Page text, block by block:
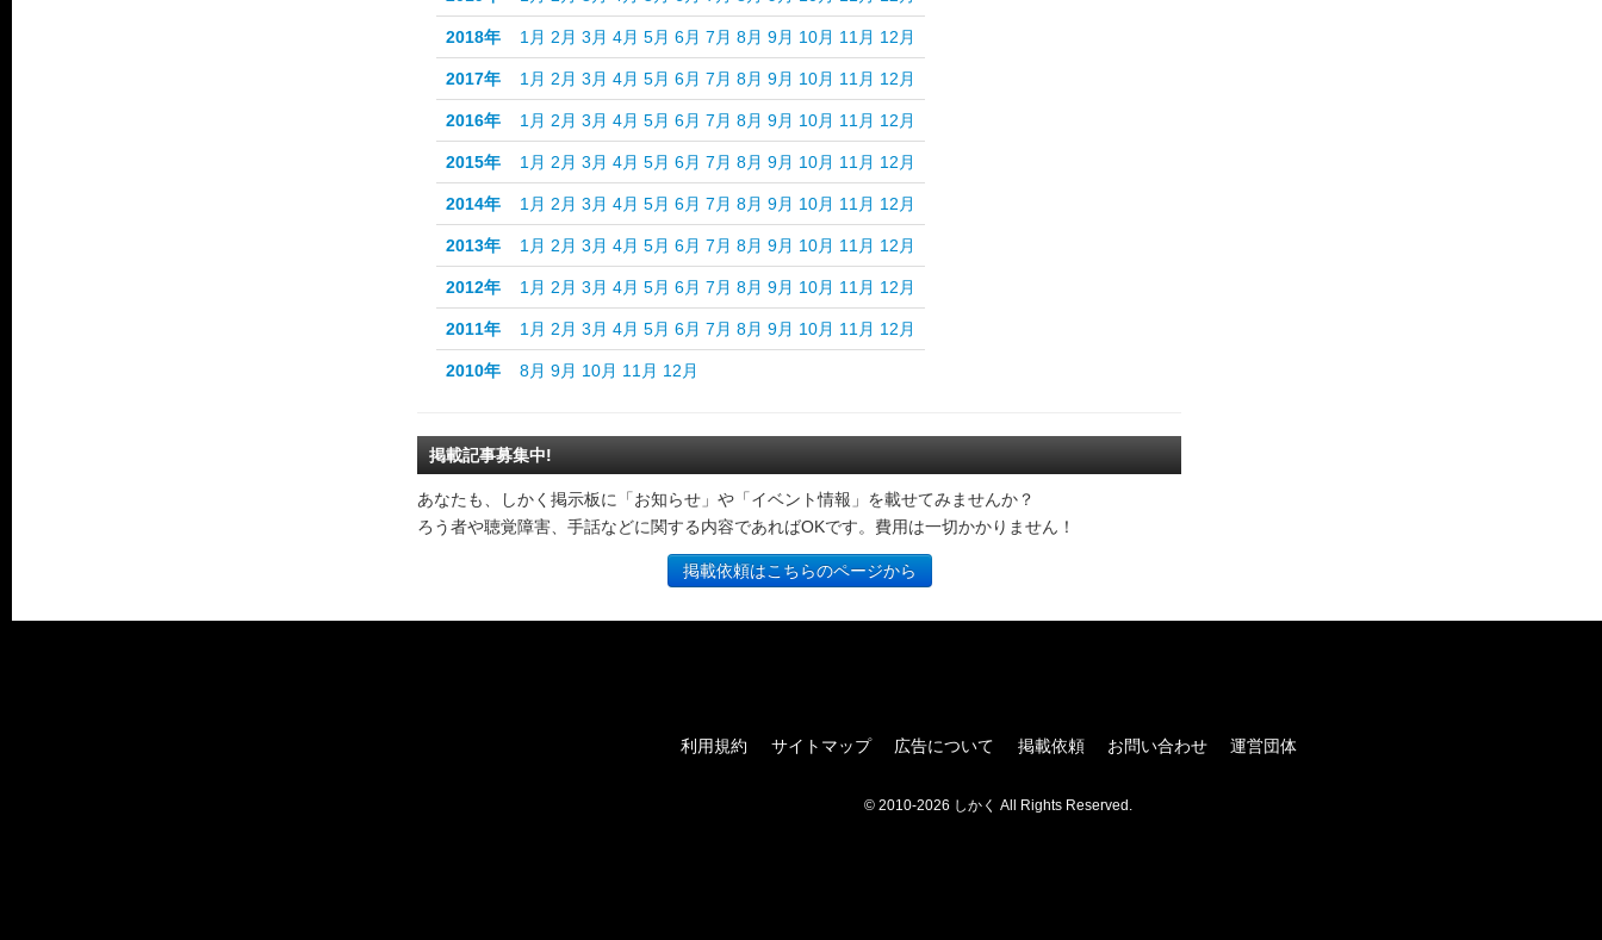
2018年 1月 2月 3月 4月 5月 6月 7月 8月 9月 10月 11月 12月
2017年 1月 2月 3月 4月 5月 6月 7月 8月 9月 10月 11月 12月
2016年 1月 2月 3月 4月 5月 6月 7月 8月 9月 10月 11月 12月
2015年 1月 2月 3月 4月 5月 6月 7月 8月 9月 10月 11月 12月
2014年 1月 2月 3月 4月 5月 6月 7月 8月 9月 10月 11月 12月
2013年 1月 2月 3月 4月 5月 6月 7月 8月 9月 10月 11月 12月
2012年 1月 2月 3月 4月 5月 6月 7月 8月 9月 10月 11月 12月
2011年 1月 2月 3月 4月 5月 6月 7月 8月 9月 10月 11月 12月
2010年 8月 9月 10月 11月 12月
掲載記事募集中!
あなたも、しかく掲示板に「お知らせ」や「イベント情報」を載せてみませんか？
ろう者や聴覚障害、手話などに関する内容であればOKです。費用は一切かかりません！
掲載依頼はこちらのページから
利用規約 サイトマップ 広告について 掲載依頼 お問い合わせ 運営団体
© 2010-2026 しかく All Rights Reserved.